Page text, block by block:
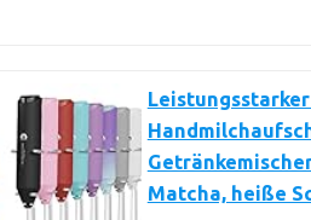
Matcha, heiße